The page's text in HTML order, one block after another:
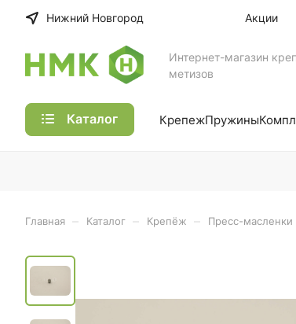
Нижний Новгород Акции
Интернет-магазин
метизов
Каталог КрепежПружины
Главная Каталог Крепёж Пресс-масленки